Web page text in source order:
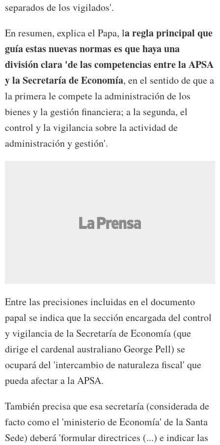
separados de los vigilados'.
En resumen, explica el Papa, la regla principal que
guía estas nuevas normas es que haya una
división clara 'de las competencias entre la APSA
y la Secretaría de Economía, en el sentido de que a
la primera le compete la administración de los
bienes y la gestión financiera; a la segunda, el
control y la vigilancia sobre la actividad de
administración y gestión'.
Entre las precisiones incluidas en el documento
papal se indica que la sección encargada del control
y vigilancia de la Secretaría de Economía (que
dirige el cardenal australiano George Pell) se
ocupará del 'intercambio de naturaleza fiscal' que
pueda afectar a la APSA.
También precisa que esa secretaría (considerada de
facto como el 'ministerio de Economía' de la Santa
Sede) deberá 'formular directrices (...) e indicar las